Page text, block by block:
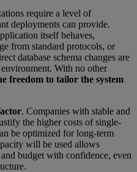
require a level of
deployments can provide.
itself behaves,
from standard protocols, or
database schema changes are
With no other
freedom to tailor the system
. Companies with stable and
the higher costs of single-
be optimized for long-term
will be used allows
budget with confidence, even